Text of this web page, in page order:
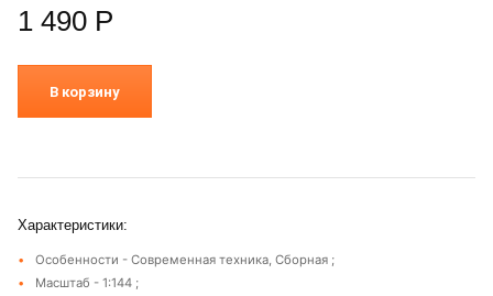
1 490 Р
В корзину
Характеристики:
Особенности - Современная техника, Сборная ;
Масштаб - 1:144 ;